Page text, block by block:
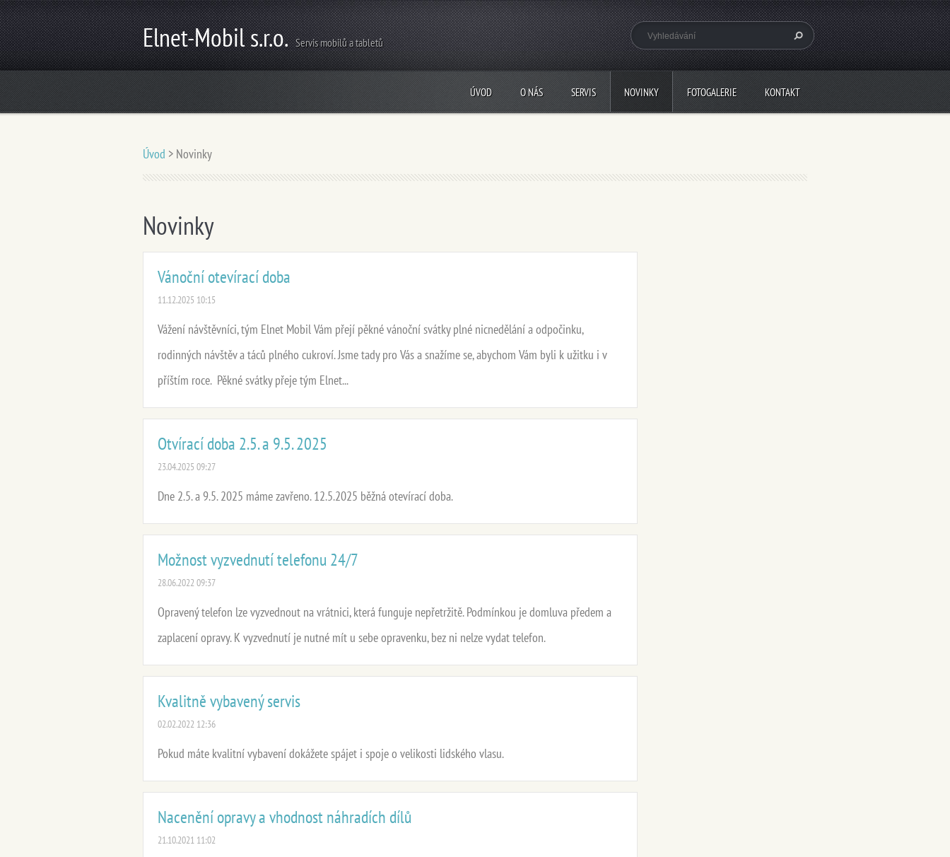
Elnet-Mobil s.r.o. Servis mobilů a tabletů
ÚVOD O NÁS SERVIS NOVINKY FOTOGALERIE KONTAKT
Úvod > Novinky
Novinky
Vánoční otevírací doba
11.12.2025 10:15
Vážení návštěvníci, tým Elnet Mobil Vám přejí pěkné vánoční svátky plné nicnedělání a odpočinku,
rodinných návštěv a táců plného cukroví. Jsme tady pro Vás a snažíme se, abychom Vám byli k užitku i v
příštím roce. Pěkné svátky přeje tým Elnet...
Otvírací doba 2.5. a 9.5. 2025
23.04.2025 09:27
Dne 2.5. a 9.5. 2025 máme zavřeno. 12.5.2025 běžná otevírací doba.
Možnost vyzvednutí telefonu 24/7
28.06.2022 09:37
Opravený telefon lze vyzvednout na vrátnici, která funguje nepřetržitě. Podmínkou je domluva předem a
zaplacení opravy. K vyzvednutí je nutné mít u sebe opravenku, bez ni nelze vydat telefon.
Kvalitně vybavený servis
02.02.2022 12:36
Pokud máte kvalitní vybavení dokážete spájet i spoje o velikosti lidského vlasu.
Nacenění opravy a vhodnost náhradích dílů
21.10.2021 11:02